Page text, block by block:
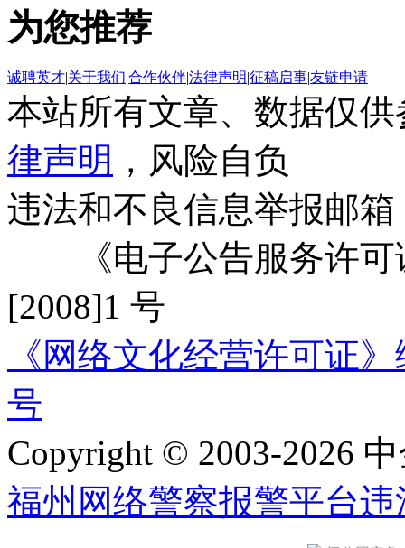
为您推荐
诚聘英才|关于我们|合作伙伴|法律声明|征稿启事|友链申请
本站所有文章、数据仅
律声明 ，风险自负
违法和不良信息举报邮箱
《电子公告服务许可
[2008]1 号
《网络文化经营许可证
号
Copyright © 2003-2026
福州网络警察报警平台违